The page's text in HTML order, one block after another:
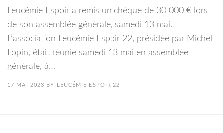
Leucémie Espoir a remis un chèque de 30 000 € lors
de son assemblée générale, samedi 13 mai.
L’association Leucémie Espoir 22, présidée par Michel
Lopin, était réunie samedi 13 mai en assemblée
générale, à…
17 MAI 2023 BY LEUCÉMIE ESPOIR 22